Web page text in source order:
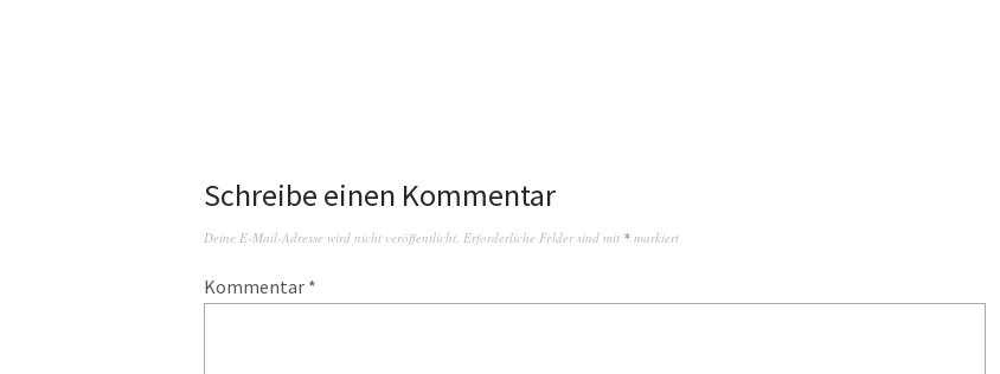
Schreibe einen Kommentar
Deine E-Mail-Adresse wird nicht veröffentlicht. Erforderliche Felder sind mit * markiert
Kommentar *